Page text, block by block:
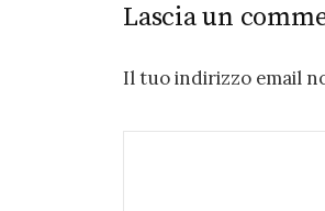
Lascia un
Il tuo indirizzo email